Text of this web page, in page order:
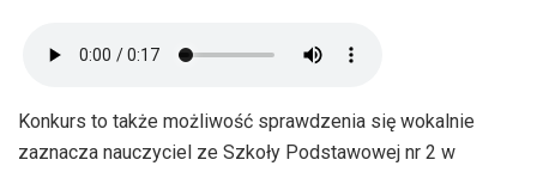
Konkurs to także możliwość sprawdzenia się wokalnie
zaznacza nauczyciel ze Szkoły Podstawowej nr 2 w